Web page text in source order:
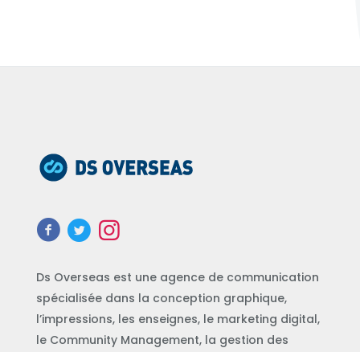
Ds Overseas est une agence de communication
spécialisée dans la conception graphique,
l’impressions, les enseignes, le marketing digital,
le Community Management, la gestion des